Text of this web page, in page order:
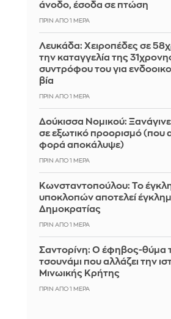
άνοδο, έσοδα σε πτώση
ΠΡΙΝ ΑΠΌ 1 ΜΈΡΑ
Λευκάδα: Χειροπέδες σε
την καταγγελία της
συντρόφου του για
βία
ΠΡΙΝ ΑΠΌ 1 ΜΈΡΑ
Δούκισσα Νομικού:
σε εξωτικό προορισμό (που
φορά αποκάλυψε)
ΠΡΙΝ ΑΠΌ 1 ΜΈΡΑ
Κωνσταντοπούλου: Το
υποκλοπών αποτελεί
Δημοκρατίας
ΠΡΙΝ ΑΠΌ 1 ΜΈΡΑ
Σαντορίνη: Ο έφηβος-θύμα
τσουνάμι που αλλάζει την
Μινωικής Κρήτης
ΠΡΙΝ ΑΠΌ 1 ΜΈΡΑ